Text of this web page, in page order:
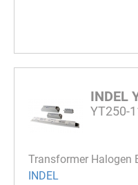
INDEL
YT250-
Transformer Halogen
INDEL